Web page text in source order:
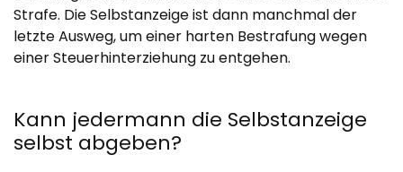
Strafe. Die Selbstanzeige ist dann manchmal der
letzte Ausweg, um einer harten Bestrafung wegen
einer Steuerhinterziehung zu entgehen.
Kann jedermann die Selbstanzeige
selbst abgeben?